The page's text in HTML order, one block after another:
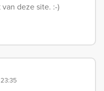
deze site. :-)